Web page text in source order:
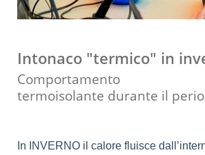
Intonaco "termico" in
Comportamento
termoisolante durante il
In INVERNO il calore fluisce